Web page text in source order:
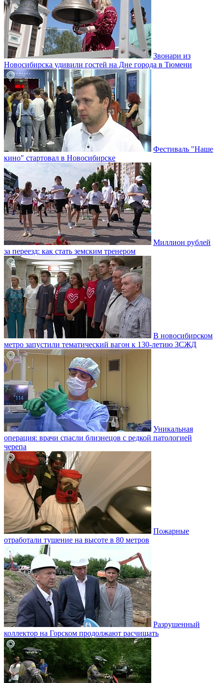
Звонари из
Новосибирска удивили гостей на Дне города в Тюмени
Фестиваль "Наше
кино" стартовал в Новосибирске
Миллион рублей
за переезд: как стать земским тренером
В новосибирском
метро запустили тематический вагон к 130-летию ЗСЖД
Уникальная
операция: врачи спасли близнецов с редкой патологией
черепа
Пожарные
отработали тушение на высоте в 80 метров
Разрушенный
коллектор на Горском продолжают расчищать